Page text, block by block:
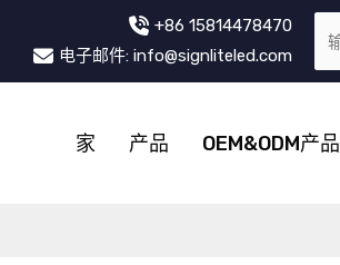
+86 15814478470
电子邮件: info@signliteled.com
家 产品 OEM&ODM产品